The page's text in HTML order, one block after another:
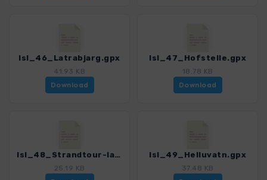
Isl_46_Latrabjarg.gpx
41.93 KB
Download
Isl_47_Hofstelle.gpx
18.78 KB
Download
Isl_48_Strandtour-lang.gpx
25.19 KB
Isl_49_Helluvatn.gpx
37.48 KB